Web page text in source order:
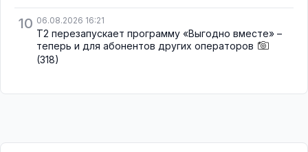
10 06.08.2026 16:21
Т2 перезапускает программу «Выгодно вместе» –
теперь и для абонентов других операторов
(318)